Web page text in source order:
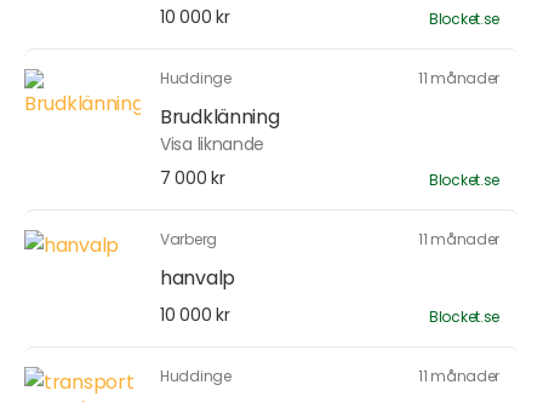
10 000 kr
Blocket.se
Huddinge 11 månader
Brudklänning
Visa liknande
7 000 kr
Blocket.se
Varberg 11 månader
hanvalp
10 000 kr Blocket.se
Huddinge 11 månader